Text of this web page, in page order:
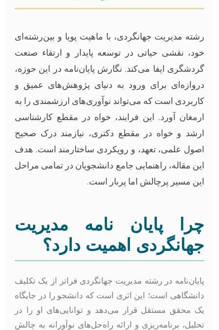
رشته مدیریت جهانگردی، با ماهیت پویا و بین‌رشته‌ای
خود، نقشی حیاتی در توسعه پایدار و ارتقاء صنعت
گردشگری ایفا می‌کند. نگارش پایان‌نامه در این حوزه،
دروازه‌ای برای ورود به دنیای پژوهش‌های عمیق و
کاربردی است که می‌تواند نوآوری‌های ارزشمندی را به
ارمغان آورد. این فرایند، خواه در مقطع کارشناسی
ارشد و خواه در مقطع دکتری، نیازمند درک صحیح
اصول علمی، تعهد، و رویکردی ساختارمند است. هدف
این مقاله، راهنمایی جامع دانشجویان در تمامی مراحل
این مسیر پرچالش اما پربار است.
چرا پایان نامه مدیریت
جهانگردی اهمیت دارد؟
پایان‌نامه در رشته مدیریت جهانگردی فراتر از یک تکلیف
دانشگاهی است؛ این اثری است که دانشجو را در جایگاه
یک محقق مستقل قرار می‌دهد و توانایی‌های او را در
تحلیل، برنامه‌ریزی و ارائه راه‌حل‌های نوآورانه به چالش